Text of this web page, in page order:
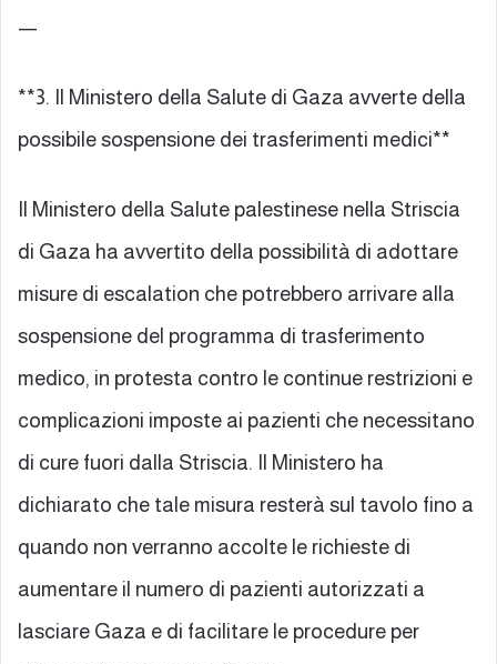
—
**3. Il Ministero della Salute di Gaza avverte della
possibile sospensione dei trasferimenti medici**
Il Ministero della Salute palestinese nella Striscia
di Gaza ha avvertito della possibilità di adottare
misure di escalation che potrebbero arrivare alla
sospensione del programma di trasferimento
medico, in protesta contro le continue restrizioni e
complicazioni imposte ai pazienti che necessitano
di cure fuori dalla Striscia. Il Ministero ha
dichiarato che tale misura resterà sul tavolo fino a
quando non verranno accolte le richieste di
aumentare il numero di pazienti autorizzati a
lasciare Gaza e di facilitare le procedure per